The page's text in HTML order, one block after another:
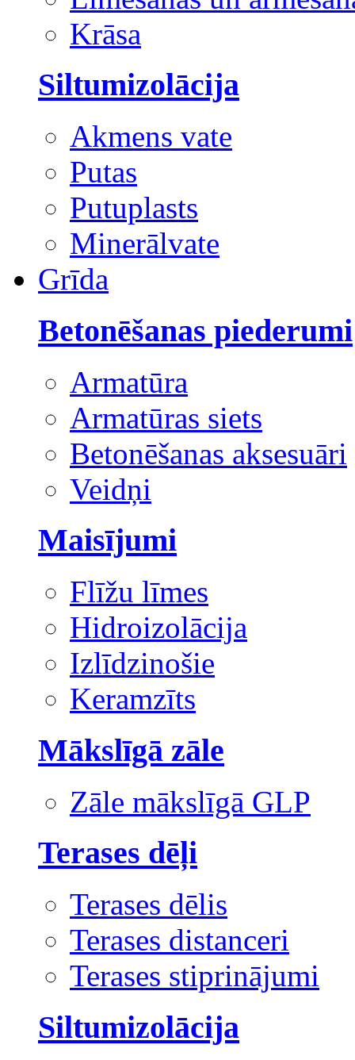
Krāsa
Siltumizolācija
Akmens vate
Putas
Putuplasts
Minerālvate
Grīda
Betonēšanas piederumi
Armatūra
Armatūras siets
Betonēšanas aksesuāri
Veidņi
Maisījumi
Flīžu līmes
Hidroizolācija
Izlīdzinošie
Keramzīts
Mākslīgā zāle
Zāle mākslīgā GLP
Terases dēļi
Terases dēlis
Terases distanceri
Terases stiprinājumi
Siltumizolācija